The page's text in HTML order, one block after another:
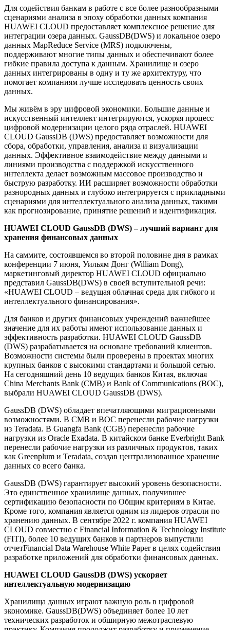
Для содействия банкам в работе с все более разнообразными
сценариями анализа в эпоху обработки данных компания
HUAWEI CLOUD предоставляет комплексное решение для
интеграции озера данных. GaussDB(DWS) и локальное озеро
данных MapReduce Service (MRS) подключены,
поддерживают многие типы данных и обеспечивают более
гибкие правила доступа к данным. Хранилище и озеро
данных интегрированы в одну и ту же архитектуру, что
помогает компаниям лучше исследовать ценность своих
данных.
Мы живём в эру цифровой экономики. Большие данные и
искусственный интеллект интегрируются, ускоряя процесс
цифровой модернизации целого ряда отраслей. HUAWEI
CLOUD GaussDB (DWS) предоставляет возможности для
сбора, обработки, управления, анализа и визуализации
данных. Эффективное взаимодействие между данными и
линиями производства с поддержкой искусственного
интеллекта делает возможным массовое производство и
быструю разработку. ИИ расширяет возможности обработки
разнородных данных и глубоко интегрируется с прикладными
сценариями для интеллектуального анализа данных, такими
как прогнозирование, принятие решений и идентификация.
HUAWEI CLOUD GaussDB (DWS) – лучший вариант для
хранения финансовых данных
На саммите, состоявшемся во второй половине дня в рамках
конференции 7 июня, Уильям Донг (William Dong),
маркетинговый директор HUAWEI CLOUD официально
представил GaussDB(DWS) в своей вступительной речи:
«HUAWEI CLOUD – ведущая облачная среда для гибкого и
интеллектуального финансирования».
Для банков и других финансовых учреждений важнейшее
значение для их работы имеют использование данных и
эффективность разработки. HUAWEI CLOUD GaussDB
(DWS) разрабатывается на основане требований клиентов.
Возможности системы были проверены в проектах многих
крупных банков с высокими стандартами и большой сетью.
На сегодняшний день 10 ведущих банков Китая, включая
China Merchants Bank (CMB) и Bank of Communications (BOC),
выбрали HUAWEI CLOUD GaussDB (DWS).
GaussDB (DWS) обладает впечатляющими миграционными
возможностями. В CMB и BOC перенесли рабочие нагрузки
из Teradata. В Guangfa Bank (CGB) перенесли рабочие
нагрузки из Oracle Exadata. В китайском банке Everbright Bank
перенесли рабочие нагрузки из различных продуктов, таких
как Greenplum и Teradata, создав централизованное хранение
данных со всего банка.
GaussDB (DWS) гарантирует высокий уровень безопасности.
Это единственное хранилище данных, получившее
сертификацию безопасности по Общим критериям в Китае.
Кроме того, компания является одним из лидеров отрасли по
хранению данных. В сентябре 2022 г. компания HUAWEI
CLOUD совместно с Financial Information & Technology Institute
(FITI), более 10 ведущих банков и партнеров выпустили
отчетFinancial Data Warehouse White Paper в целях содействия
разработке приложений для обработки финансовых данных.
HUAWEI CLOUD GaussDB (DWS) ускоряет
интеллектуальную модернизацию
Хранилища данных играют важную роль в цифровой
экономике. GaussDB(DWS) объединяет более 10 лет
технических разработок и обширную межотраслевую